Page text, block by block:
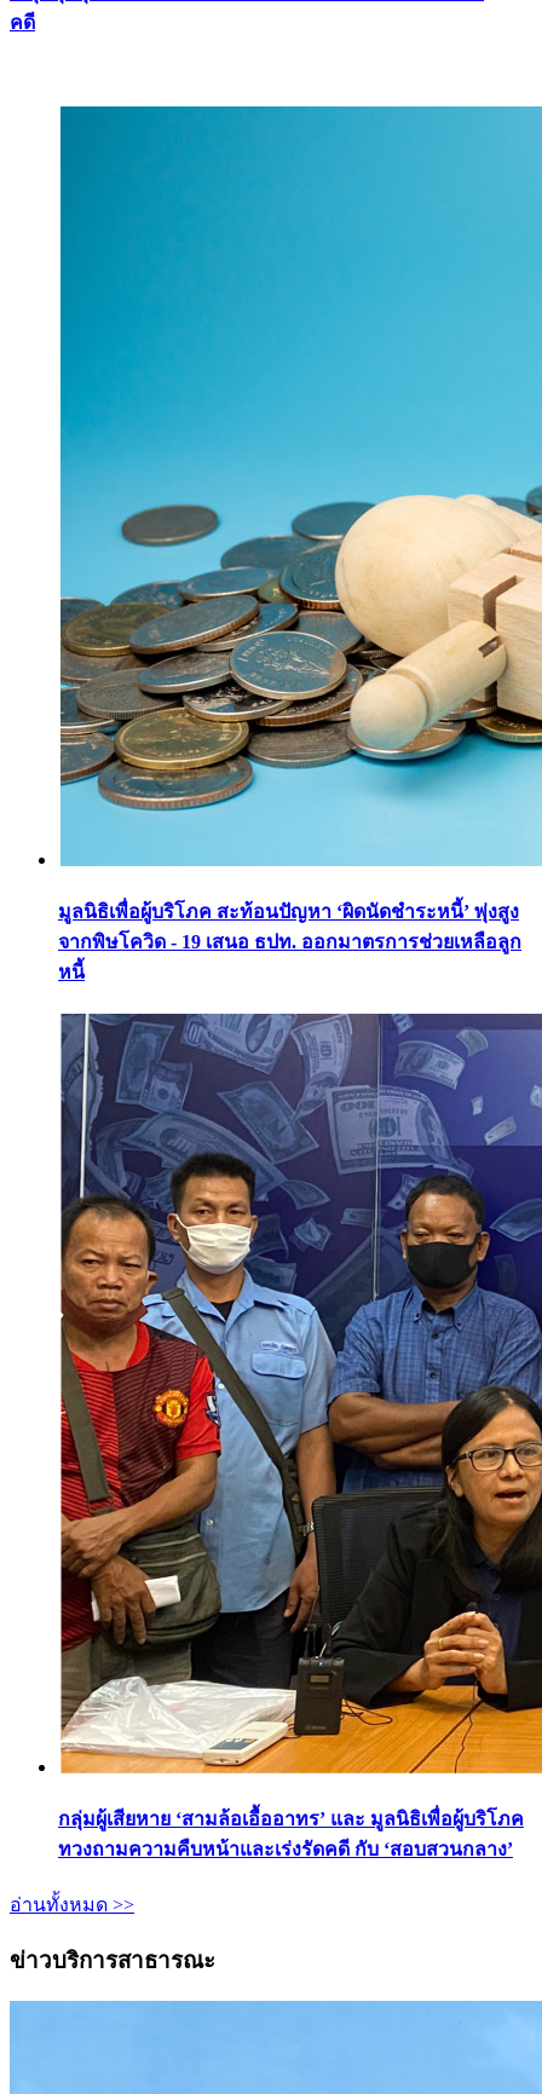
คดี
มูลนิธิเพื่อผู้บริโภค สะท้อนปัญหา ‘ผิดนัดชำระหนี้’ พุ่งสูง
จากพิษโควิด - 19 เสนอ ธปท. ออกมาตรการช่วยเหลือลูก
หนี้
กลุ่มผู้เสียหาย ‘สามล้อเอื้ออาทร’ และ มูลนิธิเพื่อผู้บริโภค
ทวงถามความคืบหน้าและเร่งรัดคดี กับ ‘สอบสวนกลาง’
อ่านทั้งหมด >>
ข่าวบริการสาธารณะ